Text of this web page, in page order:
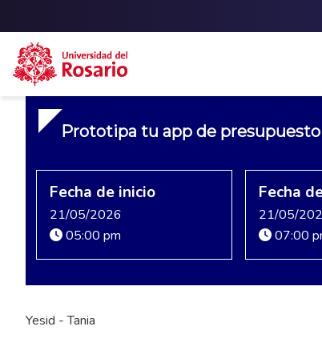
Skip to main content
Prototipa tu app de
Fecha de inicio
21/05/2026
05:00 pm
Fecha
21/05/
07:00
Yesid - Tania